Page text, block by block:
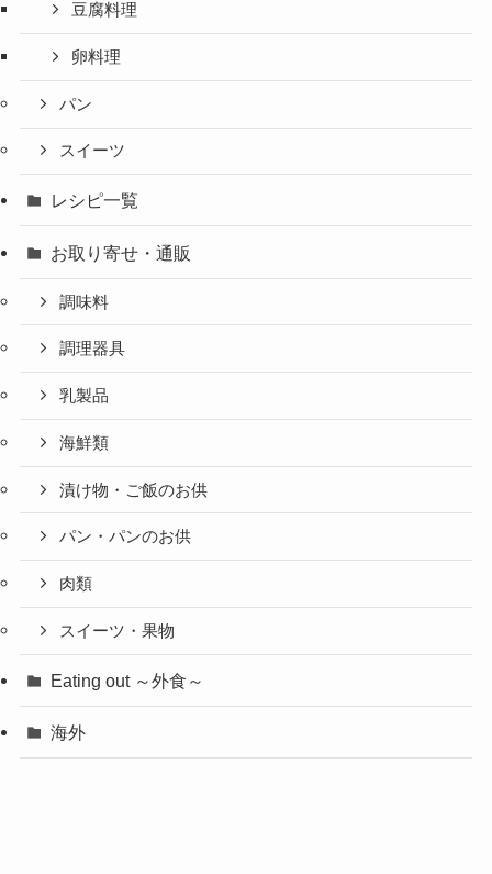
豆腐料理
卵料理
パン
スイーツ
レシピ一覧
お取り寄せ・通販
調味料
調理器具
乳製品
海鮮類
漬け物・ご飯のお供
パン・パンのお供
肉類
スイーツ・果物
Eating out ～外食～
海外